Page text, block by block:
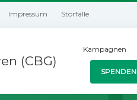
Impressum Störfälle
(CBG)
Kampagnen
SPENDEN